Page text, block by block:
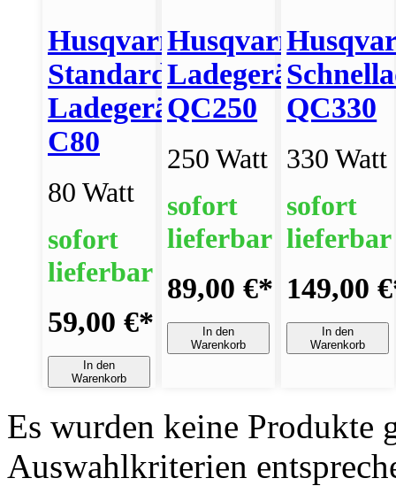
Husqvarna
Standard
Ladegerät
C80
80 Watt
sofort
lieferbar
59,00 €*
In den
Warenkorb
Husqvarna
Ladegerät
QC250
250 Watt
sofort
lieferbar
89,00 €*
In den
Warenkorb
QC330
330 Watt
sofort
lieferbar
149,00 €
In den
Warenkorb
Es wurden keine Produkte
Auswahlkriterien